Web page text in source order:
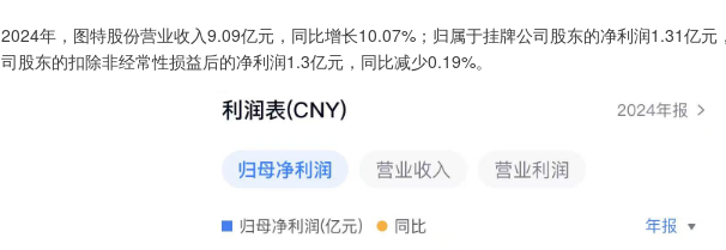
2024年，图特股份营业收入9.09亿元，同比增长10.07%；归属于挂牌公司股东的净利润1.31亿
司股东的扣除非经常性损益后的净利润1.3亿元，同比减少0.19%。